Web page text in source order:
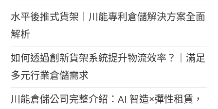
水平後推式貨架｜川能專利倉儲解決方案全面
解析
如何透過創新貨架系統提升物流效率？｜滿足
多元行業倉儲需求
川能倉儲公司完整介紹：AI 智造×彈性租賃，